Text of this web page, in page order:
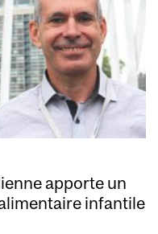
apporte un
infantile